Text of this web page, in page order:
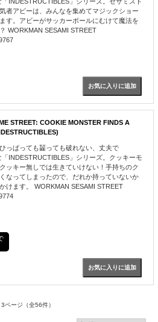
者アビーは、みんなを集めてマジックショー
す。アビーがサッカーボールにむけて魔法を
WORKMAN SESAMI STREET
STREET: COOKIE MONSTER FINDS A
っぱっても齧っても破れない、丈夫で
「INDESTRUCTIBLES」シリーズ。クッキーモ
ッキー無しでは生きていけない！手持ちのク
なってしまったので、だれか持っていないか
けます。 WORKMAN SESAMI STREET
3ページ （全56件）